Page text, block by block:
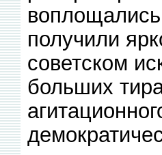
получили
советском
больших